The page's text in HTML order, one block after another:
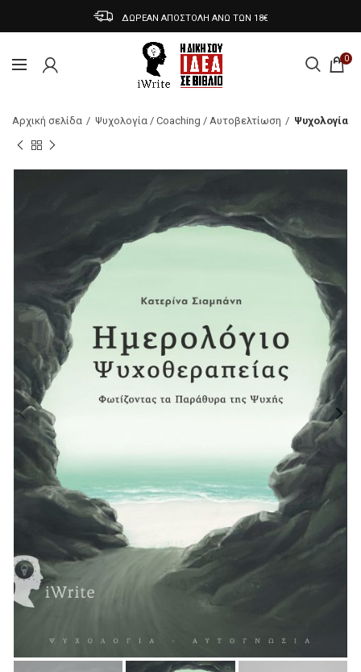
ΔΩΡΕΑΝ ΑΠΟΣΤΟΛΗ ΑΝΩ ΤΩΝ 18€
0
Αρχική σελίδα Ψυχολογία / Coaching / Αυτοβελτίωση Ψυχολογία